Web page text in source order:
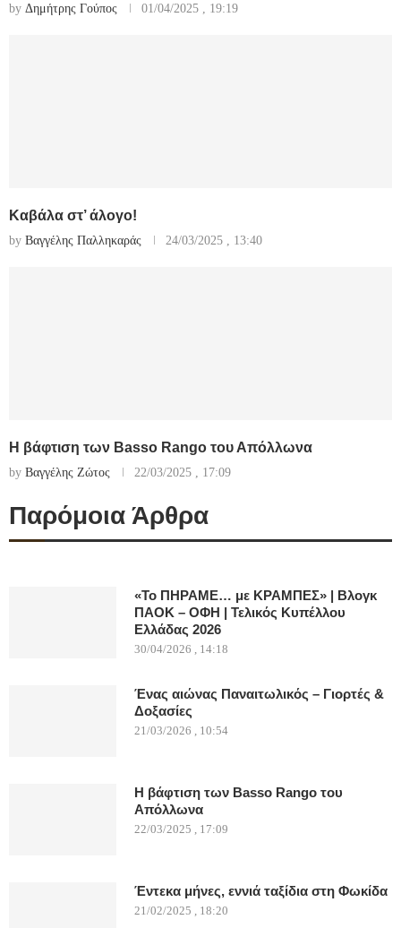
by Δημήτρης Γούπος 01/04/2025 , 19:19
Καβάλα στ’ άλογο!
by Βαγγέλης Παλληκαράς 24/03/2025 , 13:40
Η βάφτιση των Basso Rango του Απόλλωνα
by Βαγγέλης Ζώτος 22/03/2025 , 17:09
Παρόμοια Άρθρα
«Το ΠΗΡΑΜΕ… με ΚΡΑΜΠΕΣ» | Βλογκ
ΠΑΟΚ – ΟΦΗ | Τελικός Κυπέλλου
Ελλάδας 2026
30/04/2026 , 14:18
Ένας αιώνας Παναιτωλικός – Γιορτές &
Δοξασίες
21/03/2026 , 10:54
Η βάφτιση των Basso Rango του
Απόλλωνα
22/03/2025 , 17:09
Έντεκα μήνες, εννιά ταξίδια στη Φωκίδα
21/02/2025 , 18:20